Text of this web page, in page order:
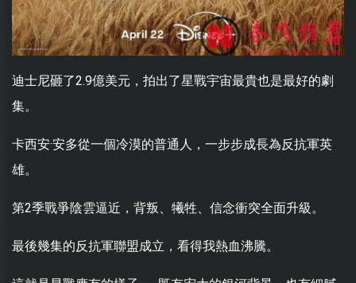
迪士尼砸了2.9億美元，拍出了星戰宇宙最貴也是最好的劇
集。
卡西安·安多從一個冷漠的普通人，一步步成長為反抗軍英
雄。
第2季戰爭陰雲逼近，背叛、犧牲、信念衝突全面升級。
最後幾集的反抗軍聯盟成立，看得我熱血沸騰。